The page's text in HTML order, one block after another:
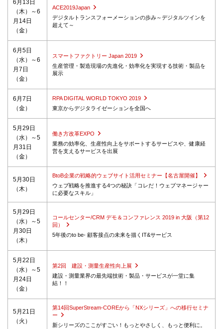
6月13日
（木）～6
月14日
（金）
ACE2019Japan
デジタルトランスフォーメーションの歩み～デジタルツインを
超えて～
6月5日
（水）～6
月7日
（金）
スマートファクトリー Japan 2019
生産管理・製造現場の先進化・効率化を実現する技術・製品を
展示
6月7日
（金）
RPA DIGITAL WORLD TOKYO 2019
東京からデジタライゼーションを全国へ
5月29日
（水）～5
月31日
（金）
働き方改革EXPO
業務の効率化、生産性向上をサポートするサービスや、健康経
営を支えるサービスを出展
5月30日
（木）
BtoB企業の戦略的ウェブサイト活用セミナー【名古屋開催】
ウェブ戦略を推進する4つの秘訣「コレだ！ウェブマネージャー
に必要なスキル」
5月29日
（水）～5
月30日
（木）
コールセンター/CRM デモ＆コンファレンス 2019 in 大阪（第12
回）
5年後のto be- 顧客接点の未来を描くIT&サービス
5月22日
（水）～5
月24日
（金）
第2回 建設・測量生産性向上展
建設・測量業界の最先端技術・製品・サービスが一堂に集
結！！
5月21日
（火）
第14回SuperStream-COREから「NXシリーズ」への移行セミナ
ー
新シリーズのここがすごい！もっとやさしく、もっと便利に。